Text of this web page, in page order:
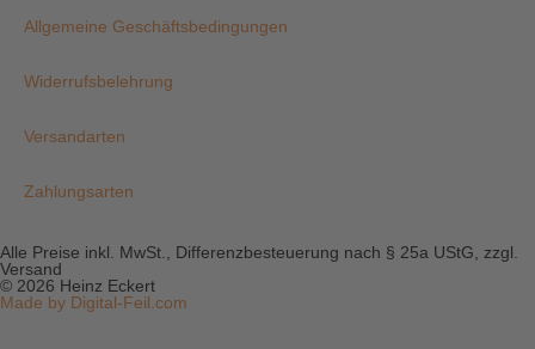
Allgemeine Geschäftsbedingungen
Widerrufsbelehrung
Versandarten
Zahlungsarten
Alle Preise inkl. MwSt., Differenzbesteuerung nach § 25a UStG, zzgl.
Versand
© 2026 Heinz Eckert
Made by Digital-Feil.com